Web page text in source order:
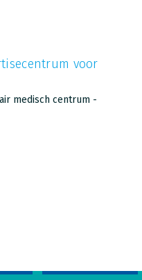
voor
medisch centrum -